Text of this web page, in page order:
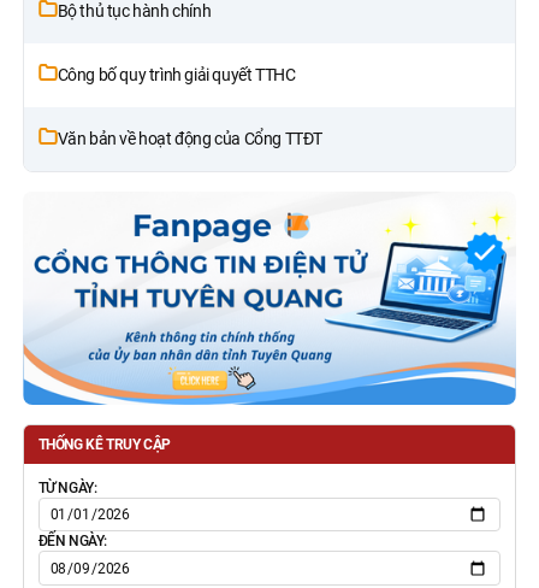
Bộ thủ tục hành chính
Công bố quy trình giải quyết TTHC
Văn bản về hoạt động của Cổng TTĐT
THỐNG KÊ TRUY CẬP
TỪ NGÀY:
ĐẾN NGÀY: